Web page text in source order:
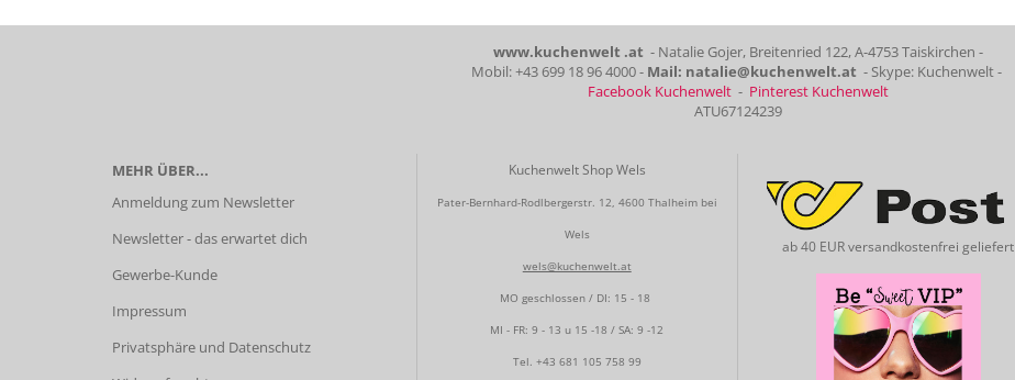
www.kuchenwelt .at - Natalie Gojer, Breitenried 122, A-4753 Taiskirchen -
Mobil: +43 699 18 96 4000 - Mail: natalie@kuchenwelt.at - Skype: Kuchenwelt -
Facebook Kuchenwelt - Pinterest Kuchenwelt
ATU67124239
MEHR ÜBER...
Anmeldung zum Newsletter
Newsletter - das erwartet dich
Gewerbe-Kunde
Impressum
Privatsphäre und Datenschutz
Kuchenwelt Shop Wels
Pater-Bernhard-Rodlbergerstr. 12, 4600 Thalheim bei
Wels
wels@kuchenwelt.at
MO geschlossen / DI: 15 - 18
MI - FR: 9 - 13 u 15 -18 / SA: 9 -12
Tel. +43 681 105 758 99
ab 40 EUR versandkostenfrei geliefert